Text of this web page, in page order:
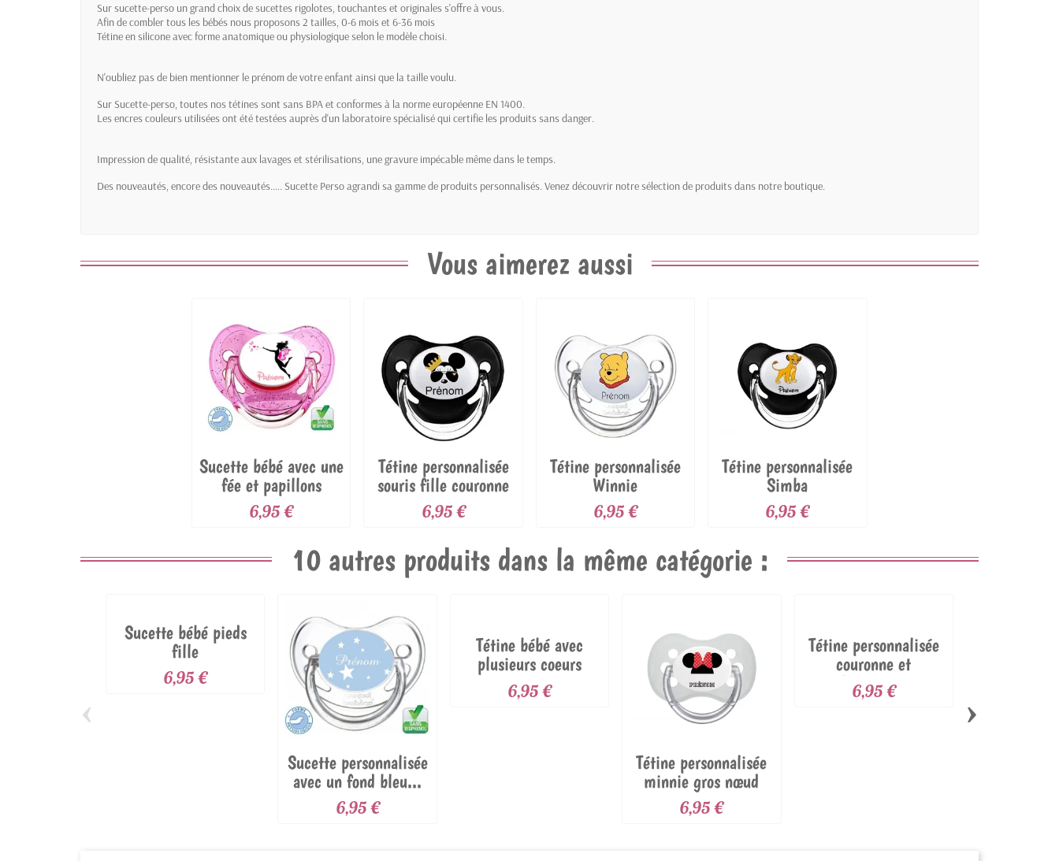
Sur sucette-perso un grand choix de sucettes rigolotes, touchantes et originales s'offre à vous.
Afin de combler tous les bébés nous proposons 2 tailles, 0-6 mois et 6-36 mois
Tétine en silicone avec forme anatomique ou physiologique selon le modèle choisi.
N'oubliez pas de bien mentionner le prénom de votre enfant ainsi que la taille voulu.
Sur Sucette-perso, toutes nos tétines sont sans BPA et conformes à la norme européenne EN 1400.
Les encres couleurs utilisées ont été testées auprès d'un laboratoire spécialisé qui certifie les produits sans danger.
Impression de qualité, résistante aux lavages et stérilisations, une gravure impécable même dans le temps.
Des nouveautés, encore des nouveautés..... Sucette Perso agrandi sa gamme de produits personnalisés. Venez découvrir notre sélection de produits dans notre boutique.
Vous aimerez aussi
Sucette bébé avec une
fée et papillons
6,95 €
Tétine personnalisée
souris fille couronne
6,95 €
Tétine personnalisée
Winnie
6,95 €
Tétine personnalisée
Simba
6,95 €
10 autres produits dans la même catégorie :
Sucette bébé pieds
fille
6,95 €
Sucette personnalisée
avec un fond bleu...
6,95 €
Tétine bébé avec
plusieurs coeurs
6,95 €
Tétine personnalisée
minnie gros nœud
rouge
6,95 €
Tétine personnalisée
couronne et
chaussure...
6,95 €
‹ ›